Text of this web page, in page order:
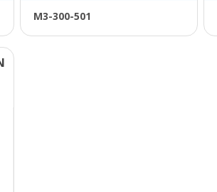
Μ3-300-501